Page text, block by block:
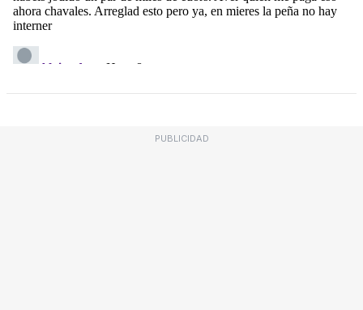
PUBLICIDAD